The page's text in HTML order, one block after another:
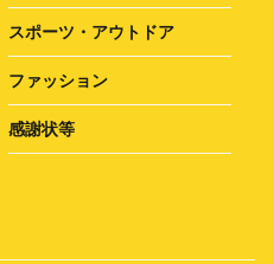
スポーツ・アウトドア
ファッション
感謝状等